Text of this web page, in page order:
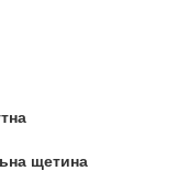
щетина